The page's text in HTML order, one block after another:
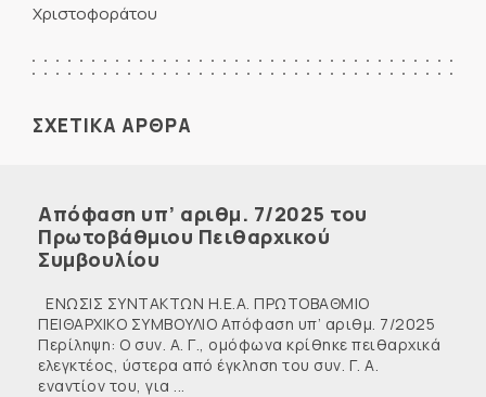
Χριστοφοράτου
ΣΧΕΤΙΚΑ ΑΡΘΡΑ
Απόφαση υπ’ αριθμ. 7/2025 του
Πρωτοβάθμιου Πειθαρχικού
Συμβουλίου
ΕΝΩΣΙΣ ΣΥΝΤΑΚΤΩΝ Η.Ε.Α. ΠΡΩΤΟΒΑΘΜΙΟ
ΠΕΙΘΑΡΧΙΚΟ ΣΥΜΒΟΥΛΙΟ Απόφαση υπ’ αριθμ. 7/2025
Περίληψη: Ο συν. Α. Γ., ομόφωνα κρίθηκε πειθαρχικά
ελεγκτέος, ύστερα από έγκληση του συν. Γ. Α.
εναντίον του, για ...